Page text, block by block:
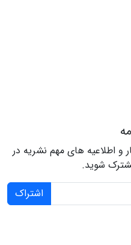
و اطلاعیه های مهم نشریه در
شوید.
اشتراک